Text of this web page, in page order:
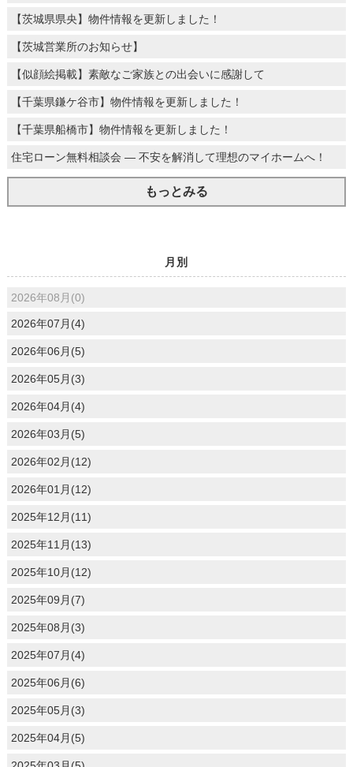
【茨城県県央】物件情報を更新しました！
【茨城営業所のお知らせ】
【似顔絵掲載】素敵なご家族との出会いに感謝して
【千葉県鎌ケ谷市】物件情報を更新しました！
【千葉県船橋市】物件情報を更新しました！
住宅ローン無料相談会 ― 不安を解消して理想のマイホームへ！
もっとみる
月別
2026年08月(0)
2026年07月(4)
2026年06月(5)
2026年05月(3)
2026年04月(4)
2026年03月(5)
2026年02月(12)
2026年01月(12)
2025年12月(11)
2025年11月(13)
2025年10月(12)
2025年09月(7)
2025年08月(3)
2025年07月(4)
2025年06月(6)
2025年05月(3)
2025年04月(5)